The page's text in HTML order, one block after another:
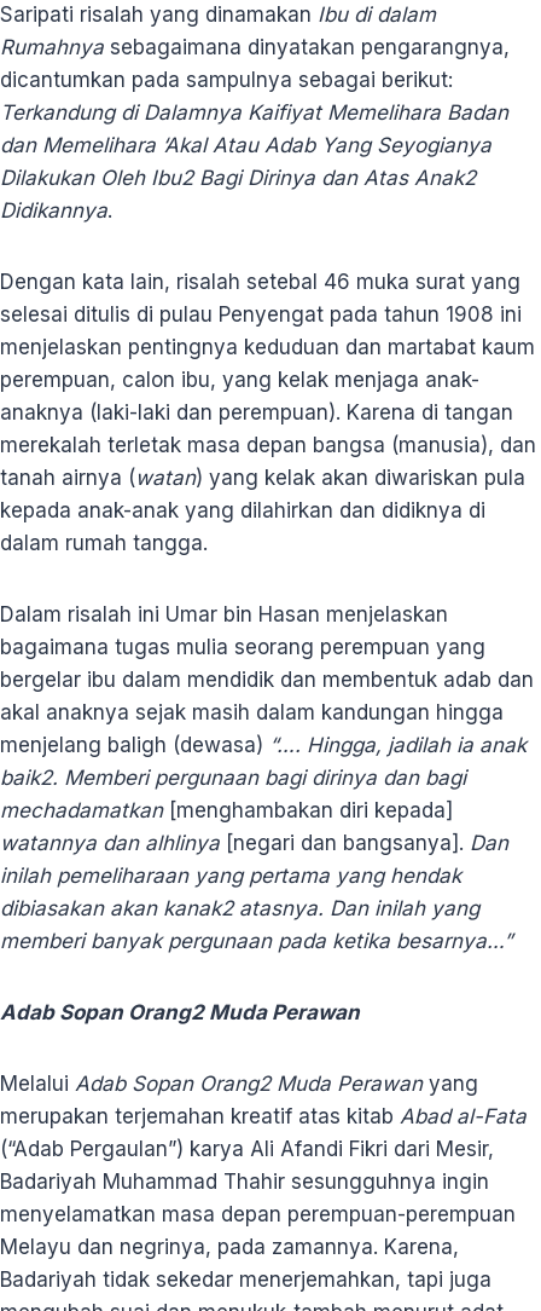
Saripati risalah yang dinamakan Ibu di dalam
Rumahnya sebagaimana dinyatakan pengarangnya,
dicantumkan pada sampulnya sebagai berikut:
Terkandung di Dalamnya Kaifiyat Memelihara Badan
dan Memelihara ‘Akal Atau Adab Yang Seyogianya
Dilakukan Oleh Ibu2 Bagi Dirinya dan Atas Anak2
Didikannya.
Dengan kata lain, risalah setebal 46 muka surat yang
selesai ditulis di pulau Penyengat pada tahun 1908 ini
menjelaskan pentingnya keduduan dan martabat kaum
perempuan, calon ibu, yang kelak menjaga anak-
anaknya (laki-laki dan perempuan). Karena di tangan
merekalah terletak masa depan bangsa (manusia), dan
tanah airnya ( watan) yang kelak akan diwariskan pula
kepada anak-anak yang dilahirkan dan didiknya di
dalam rumah tangga.
Dalam risalah ini Umar bin Hasan menjelaskan
bagaimana tugas mulia seorang perempuan yang
bergelar ibu dalam mendidik dan membentuk adab dan
akal anaknya sejak masih dalam kandungan hingga
menjelang baligh (dewasa) “…. Hingga, jadilah ia anak
baik2. Memberi pergunaan bagi dirinya dan bagi
mechadamatkan[menghambakan diri kepada]
watannya dan alhlinya [negari dan bangsanya]. Dan
inilah pemeliharaan yang pertama yang hendak
dibiasakan akan kanak2 atasnya. Dan inilah yang
memberi banyak pergunaan pada ketika besarnya…”
Adab Sopan Orang2 Muda Perawan
Melalui Adab Sopan Orang2 Muda Perawanyang
merupakan terjemahan kreatif atas kitab Abad al-Fata
(“Adab Pergaulan”) karya Ali Afandi Fikri dari Mesir,
Badariyah Muhammad Thahir sesungguhnya ingin
menyelamatkan masa depan perempuan-perempuan
Melayu dan negrinya, pada zamannya. Karena,
Badariyah tidak sekedar menerjemahkan, tapi juga